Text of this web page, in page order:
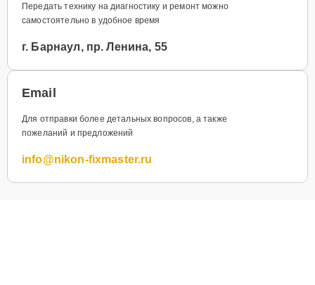
Передать технику на диагностику и ремонт можно
самостоятельно в удобное время
г. Барнаул, пр. Ленина, 55
Email
Для отправки более детальных вопросов, а также
пожеланий и предложений
info@nikon-fixmaster.ru